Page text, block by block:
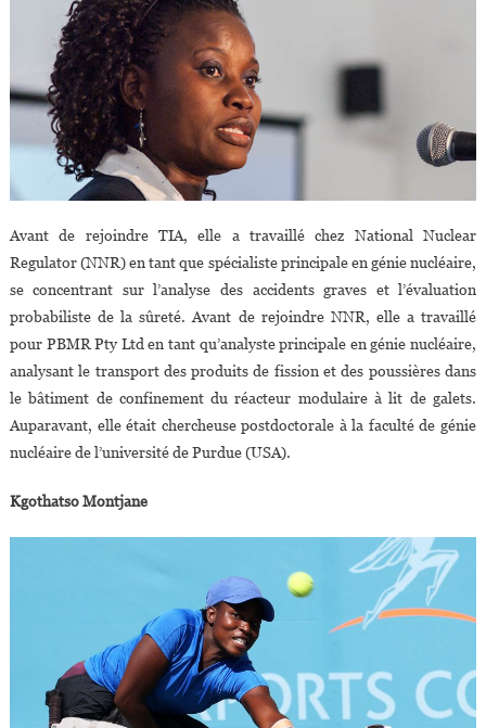
Avant de rejoindre TIA, elle a travaillé chez National Nuclear
Regulator (NNR) en tant que spécialiste principale en génie nucléaire,
se concentrant sur l’analyse des accidents graves et l’évaluation
probabiliste de la sûreté. Avant de rejoindre NNR, elle a travaillé
pour PBMR Pty Ltd en tant qu’analyste principale en génie nucléaire,
analysant le transport des produits de fission et des poussières dans
le bâtiment de confinement du réacteur modulaire à lit de galets.
Auparavant, elle était chercheuse postdoctorale à la faculté de génie
nucléaire de l’université de Purdue (USA).
Kgothatso Montjane